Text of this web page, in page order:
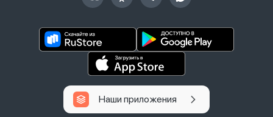
Наши приложения